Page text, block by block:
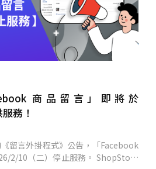
商品留言」即將於
務！
留言外掛程式》公告，「Facebook
（二）停止服務。 ShopStore